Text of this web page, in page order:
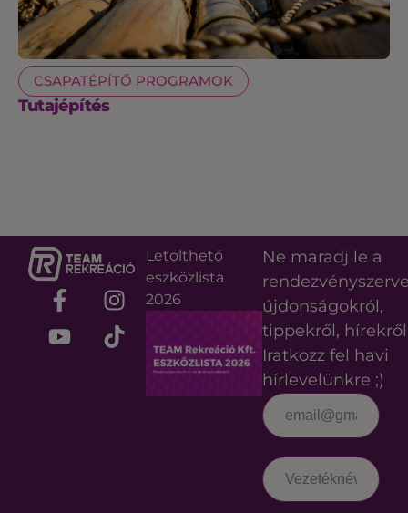
CSAPATÉPÍTŐ PROGRAMOK
Tutajépítés
Letölthető
eszközlista
2026
Ne maradj le a
újdonságokról,
tippekről,
Iratkozz fel havi
hírlevelünkre ;)